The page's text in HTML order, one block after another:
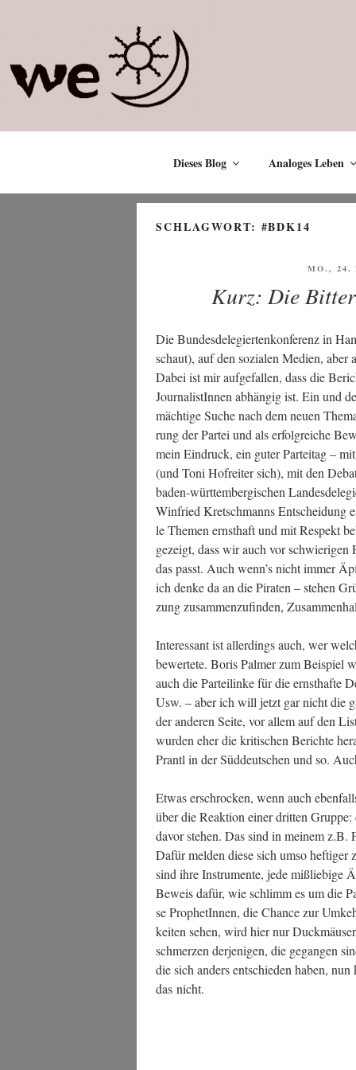
Dieses Blog Analoges Leben
SCHLAGWORT: #BDK14
MO., 24.
Kurz: Die
Die Bun­des­de­le­gier­ten­kon­fe­renz in
schaut), auf den sozia­len Medi­en, aber
Dabei ist mir auf­ge­fal­len, dass die
Jour­na­lis­tIn­nen abhän­gig ist. Ein und
mäch­ti­ge Suche nach dem neu­en
rung der Par­tei und als erfolg­rei­che
mein Ein­druck, ein guter Par­tei­tag –
(und Toni Hof­rei­ter sich), mit den
baden-würt­tem­ber­gi­schen
Win­fried Kret­sch­manns Ent­schei­dung
le The­men ernst­haft und mit Respekt
gezeigt, dass wir auch vor
das passt. Auch wenn’s nicht immer
ich den­ke da an die Pira­ten – ste­hen
zung zusam­men­zu­fin­den,
Inter­es­sant ist aller­dings auch, wer
bewer­te­te. Boris Pal­mer zum Bei­spiel
auch die Par­tei­lin­ke für die ernst­haf­te
Usw. – aber ich will jetzt gar nicht die
der ande­ren Sei­te, vor allem auf den
wur­den eher die kri­ti­schen Berich­te
Prantl in der Süd­deut­schen und so.
Etwas erschro­cken, wenn auch
über die Reak­ti­on einer drit­ten
davor ste­hen. Das sind in mei­nem z.B.
Dafür mel­den die­se sich umso
sind ihre Instru­men­te, jede miß­li­e­bi­ge
Beweis dafür, wie schlimm es um die
se Pro­phe­tIn­nen, die Chan­ce zur
kei­ten sehen, wird hier nur
schmer­zen der­je­ni­gen, die gegan­gen
die sich anders ent­schie­den haben,
das nicht.